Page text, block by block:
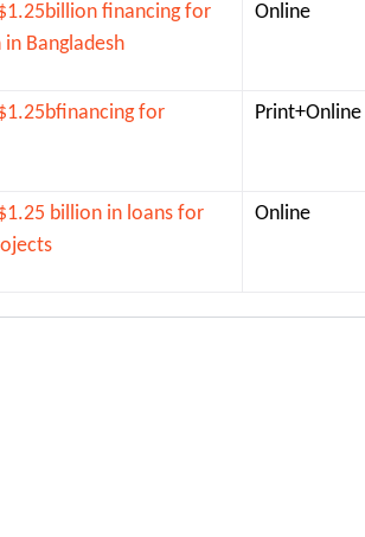
financing for
Bangladesh
Online
for
Print+Online
billion in loans for
Online